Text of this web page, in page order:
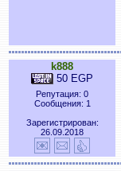
k888
50 EGP
Репутация: 0
Сообщения: 1
Зарегистрирован:
26.09.2018